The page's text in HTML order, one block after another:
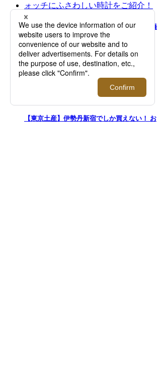
Dear Watch Lover ～My First Watch～ 日本橋
三越本店にてファーストウォッチにふさわし
い時計をご紹介！
【東京土産】伊勢丹新宿でしか買えない！ お